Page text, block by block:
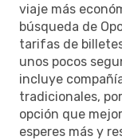
viaje más
búsqueda de
tarifas de
unos pocos
incluye
tradicionales,
opción que
esperes más y